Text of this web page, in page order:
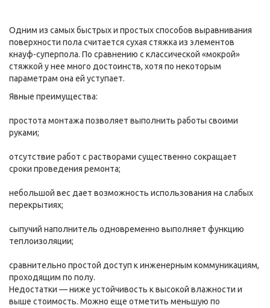
Одним из самых быстрых и простых способов выравнивания
поверхности пола считается сухая стяжка из элементов
кнауф-суперпола. По сравнению с классической «мокрой»
стяжкой у нее много достоинств, хотя по некоторым
параметрам она ей уступает.
Явные преимущества:
простота монтажа позволяет выполнить работы своими
руками;
отсутствие работ с растворами существенно сокращает
сроки проведения ремонта;
небольшой вес дает возможность использования на слабых
перекрытиях;
сыпучий наполнитель одновременно выполняет функцию
теплоизоляции;
сравнительно простой доступ к инженерным коммуникациям,
проходящим по полу.
Недостатки — ниже устойчивость к высокой влажности и
выше стоимость. Можно еще отметить меньшую по